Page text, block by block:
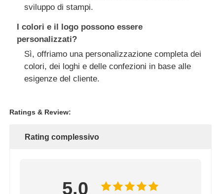
sviluppo di stampi.
I colori e il logo possono essere
personalizzati?
Sì, offriamo una personalizzazione completa dei
colori, dei loghi e delle confezioni in base alle
esigenze del cliente.
Ratings & Review:
Rating complessivo
5.0